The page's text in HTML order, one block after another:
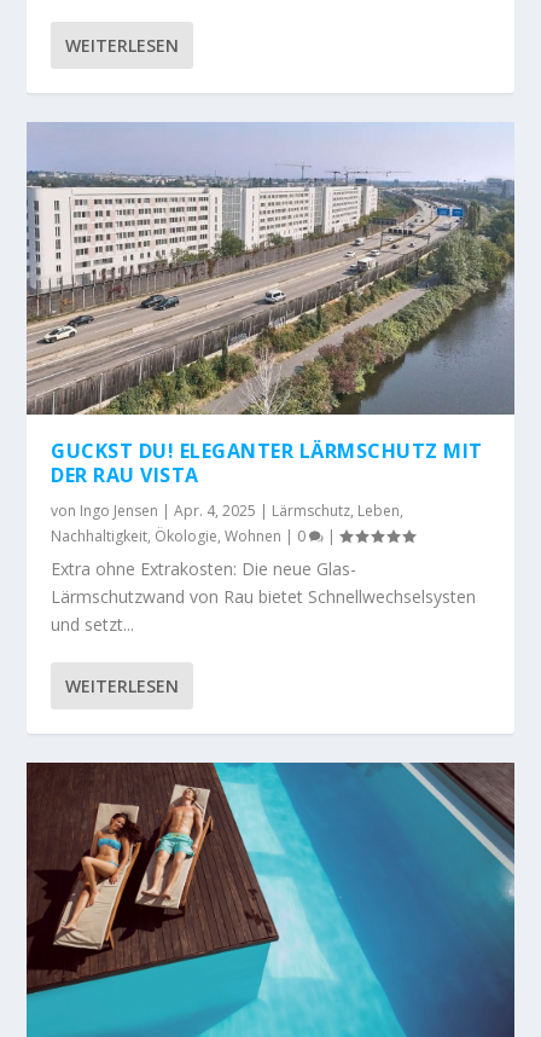
WEITERLESEN
GUCKST DU! ELEGANTER LÄRMSCHUTZ MIT
DER RAU VISTA
von Ingo Jensen |Apr. 4, 2025 | Lärmschutz, Leben,
Nachhaltigkeit, Ökologie,Wohnen | 0 |
Extra ohne Extrakosten: Die neue Glas-
Lärmschutzwand von Rau bietet Schnellwechselsysten
und setzt...
WEITERLESEN